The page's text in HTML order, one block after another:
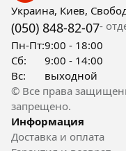
Украина, Киев,
(050) 848-82-07-
Пн-Пт:9:00 - 18:00
Сб:
9:00 - 14:00
Вс:
выходной
© Все права
запрещено.
Информация
Доставка и оплата